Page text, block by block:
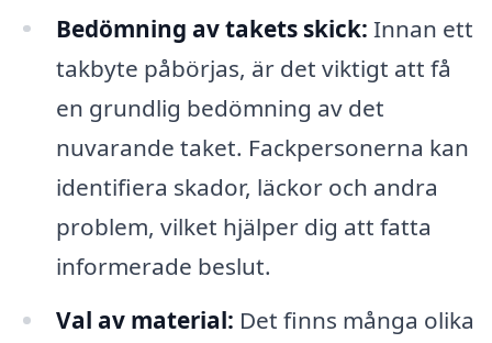
Bedömning av takets skick: Innan ett
takbyte påbörjas, är det viktigt att få
en grundlig bedömning av det
nuvarande taket. Fackpersonerna kan
identifiera skador, läckor och andra
problem, vilket hjälper dig att fatta
informerade beslut.
Val av material: Det finns många olika